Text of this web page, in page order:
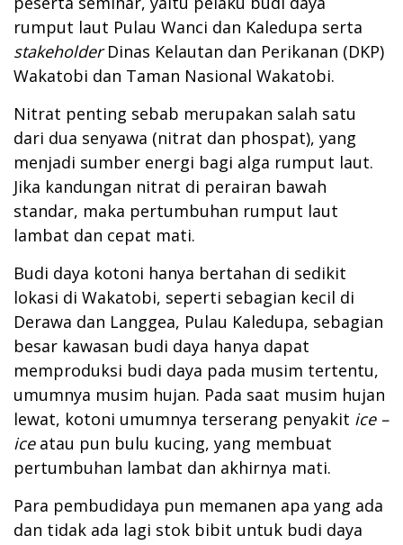
rumput laut Pulau Wanci dan Kaledupa serta
stakeholderDinas Kelautan dan Perikanan (DKP)
Wakatobi dan Taman Nasional Wakatobi.
Nitrat penting sebab merupakan salah satu
dari dua senyawa (nitrat dan phospat), yang
menjadi sumber energi bagi alga rumput laut.
Jika kandungan nitrat di perairan bawah
standar, maka pertumbuhan rumput laut
lambat dan cepat mati.
Budi daya kotoni hanya bertahan di sedikit
lokasi di Wakatobi, seperti sebagian kecil di
Derawa dan Langgea, Pulau Kaledupa, sebagian
besar kawasan budi daya hanya dapat
memproduksi budi daya pada musim tertentu,
umumnya musim hujan. Pada saat musim hujan
lewat, kotoni umumnya terserang penyakit ice –
iceatau pun bulu kucing, yang membuat
pertumbuhan lambat dan akhirnya mati.
Para pembudidaya pun memanen apa yang ada
dan tidak ada lagi stok bibit untuk budi daya